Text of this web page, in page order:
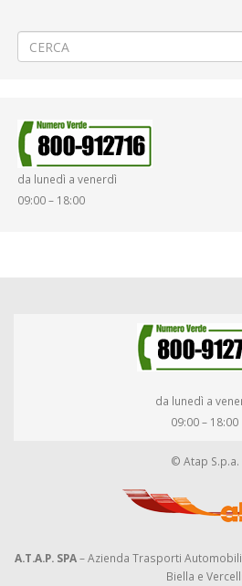
da lunedì a venerdì
09:00 – 18:00
da lunedì a
09:00 – 18:00
© Atap S.p.a.
A.T.A.P. SPA– Azienda Trasporti
Biella e Vercelli